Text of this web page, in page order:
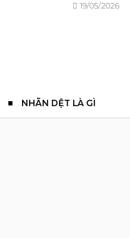
19/05/2026
■ NHÃN DỆT LÀ GÌ